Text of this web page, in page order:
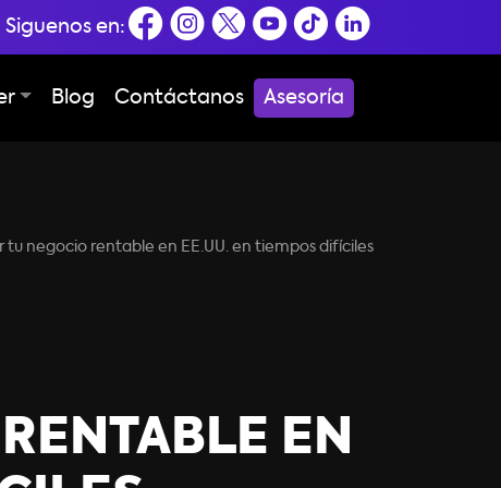
Siguenos en:
Blog Contáctanos Asesoría
negocio rentable en EE.UU. en tiempos difíciles
EN